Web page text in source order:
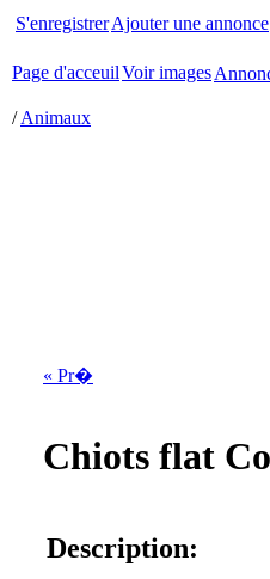
S'enregistrerAjouter une annonce
Page d'acceuilVoir images
/Animaux
« Pr�
Chiots flat
Description: